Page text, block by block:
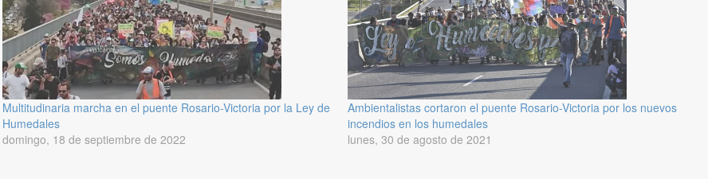
Multitudinaria marcha en el puente Rosario-Victoria por la Ley de
Humedales
domingo, 18 de septiembre de 2022
Ambientalistas cortaron el puente Rosario-Victoria por los nuevos
incendios en los humedales
lunes, 30 de agosto de 2021